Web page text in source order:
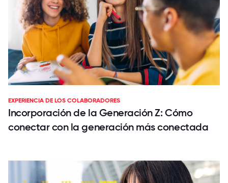
EXPERIENCIA DE LOS COLABORADORES
Incorporación de la Generación Z: Cómo
conectar con la generación más conectada